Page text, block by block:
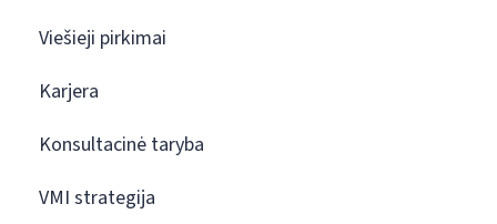
Viešieji pirkimai
Karjera
Konsultacinė taryba
VMI strategija